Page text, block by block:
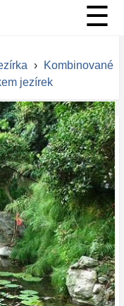
☰
›
Kombinované
jezírek